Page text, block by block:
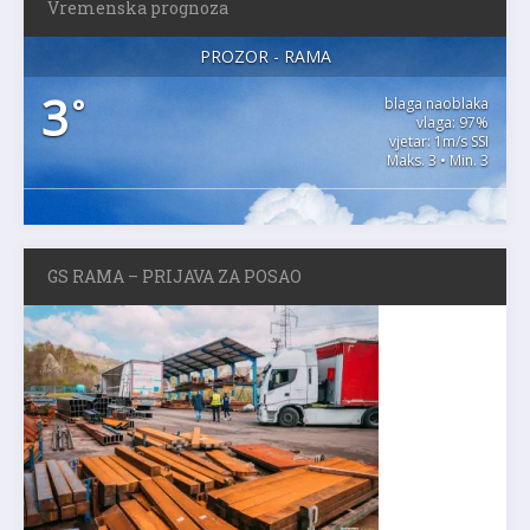
Vremenska prognoza
PROZOR - RAMA
3°
blaga naoblaka
vlaga: 97%
vjetar: 1m/s SSI
Maks. 3 • Min. 3
GS RAMA – PRIJAVA ZA POSAO